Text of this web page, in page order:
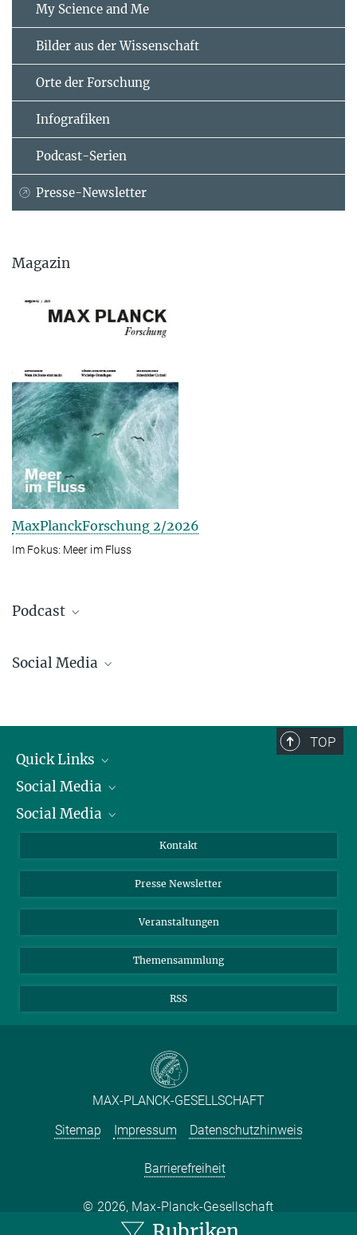
My Science and Me
Bilder aus der Wissenschaft
Orte der Forschung
Infografiken
Podcast-Serien
Presse-Newsletter
Magazin
MaxPlanckForschung 2/2026
Im Fokus: Meer im Fluss
Podcast
Drei Rätsel der Ozeane
19. JUNI 2026
Drei aktuelle Forschungsprojekte über Gabelschwanzmöven, Sand
und Meereströmungen im Atlantik zeigen neue Einblicke in die
komplexen biologischen, sozialen und klimatischen Gefüge unserer
Social Media
Mastodon
TikTok
Youtube
TOP
Quick Links
Präsident
Zahlen und Fakten
Social Media
Bluesky
TikTok
Social Media
Instagram
YouTube
Kontakt
Presse Newsletter
Veranstaltungen
Themensammlung
RSS
MAX-PLANCK-GESELLSCHAFT
Sitemap
Impressum Datenschutzhinweis
Barrierefreiheit
2026, Max-Planck-Gesellschaft